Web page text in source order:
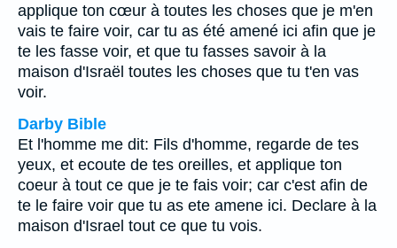
applique ton cœur à toutes les choses que je m'en
vais te faire voir, car tu as été amené ici afin que je
te les fasse voir, et que tu fasses savoir à la
maison d'Israël toutes les choses que tu t'en vas
voir.
Darby Bible
Et l'homme me dit: Fils d'homme, regarde de tes
yeux, et ecoute de tes oreilles, et applique ton
coeur à tout ce que je te fais voir; car c'est afin de
te le faire voir que tu as ete amene ici. Declare à la
maison d'Israel tout ce que tu vois.